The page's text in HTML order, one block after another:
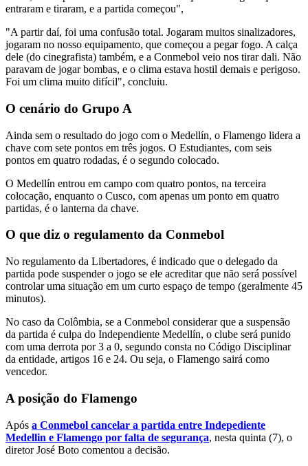
entraram e tiraram, e a partida começou",
"A partir daí, foi uma confusão total. Jogaram muitos sinalizadores,
jogaram no nosso equipamento, que começou a pegar fogo. A calça
dele (do cinegrafista) também, e a Conmebol veio nos tirar dali. Não
paravam de jogar bombas, e o clima estava hostil demais e perigoso.
Foi um clima muito difícil", concluiu.
O cenário do Grupo A
Ainda sem o resultado do jogo com o Medellín, o Flamengo lidera a
chave com sete pontos em três jogos. O Estudiantes, com seis
pontos em quatro rodadas, é o segundo colocado.
O Medellín entrou em campo com quatro pontos, na terceira
colocação, enquanto o Cusco, com apenas um ponto em quatro
partidas, é o lanterna da chave.
O que diz o regulamento da Conmebol
No regulamento da Libertadores, é indicado que o delegado da
partida pode suspender o jogo se ele acreditar que não será possível
controlar uma situação em um curto espaço de tempo (geralmente 45
minutos).
No caso da Colômbia, se a Conmebol considerar que a suspensão
da partida é culpa do Independiente Medellín, o clube será punido
com uma derrota por 3 a 0, segundo consta no Código Disciplinar
da entidade, artigos 16 e 24. Ou seja, o Flamengo sairá como
vencedor.
A posição do Flamengo
Após a Conmebol cancelar a partida entre Indepediente
Medellin e Flamengo por falta de segurança, nesta quinta (7), o
diretor José Boto comentou a decisão.